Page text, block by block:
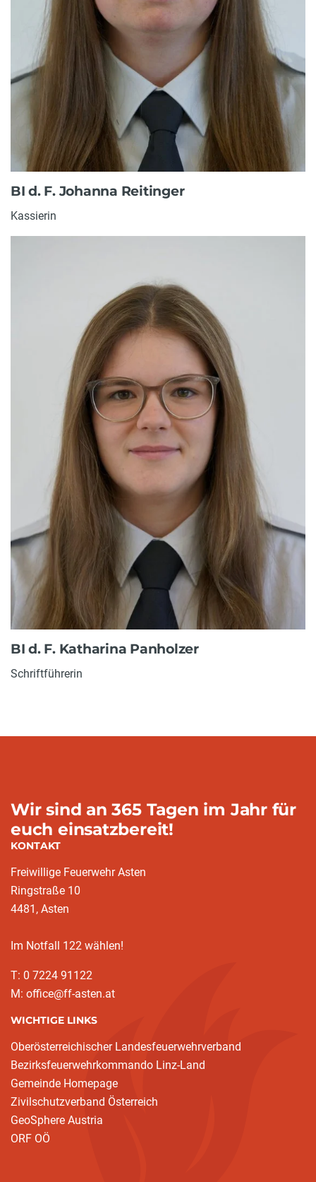
BI d. F. Johanna Reitinger
Kassierin
BI d. F. Katharina Panholzer
Schriftführerin
Wir sind an 365 Tagen im Jahr für
euch einsatzbereit!
KONTAKT
Freiwillige Feuerwehr Asten
Ringstraße 10
4481, Asten
Im Notfall 122 wählen!
T: 0 7224 91122
M: office@ff-asten.at
WICHTIGE LINKS
Oberösterreichischer Landesfeuerwehrverband
Bezirksfeuerwehrkommando Linz-Land
Gemeinde Homepage
Zivilschutzverband Österreich
GeoSphere Austria
ORF OÖ